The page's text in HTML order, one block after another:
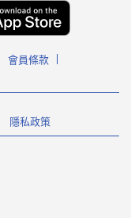
會員條款
隱私政策